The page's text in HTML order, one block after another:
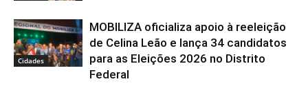
Cidades
MOBILIZA oficializa apoio à reeleição
de Celina Leão e lança 34 candidatos
para as Eleições 2026 no Distrito
Federal